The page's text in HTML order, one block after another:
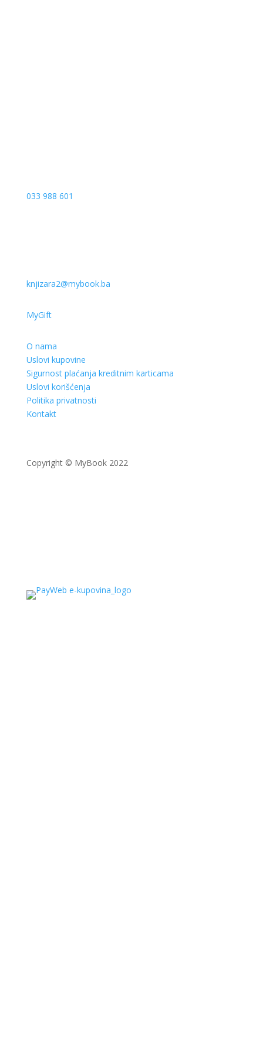
033 988 601
knjizara2@mybook.ba
MyGift
O nama
Uslovi kupovine
Sigurnost plaćanja kreditnim karticama
Uslovi korišćenja
Politika privatnosti
Kontakt
Copyright © MyBook 2022